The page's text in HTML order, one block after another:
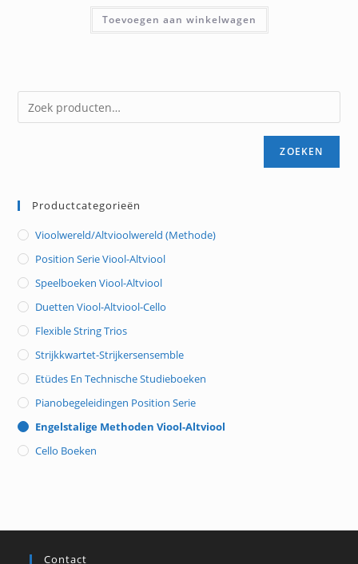
Toevoegen aan winkelwagen
ZOEKEN
Productcategorieën
Vioolwereld/Altvioolwereld (methode)
Position Serie Viool-Altviool
Speelboeken Viool-Altviool
Duetten Viool-Altviool-Cello
Flexible String Trios
Strijkkwartet-Strijkersensemble
Etüdes En Technische Studieboeken
Pianobegeleidingen Position Serie
Engelstalige Methoden Viool-Altviool
Cello Boeken
Contact